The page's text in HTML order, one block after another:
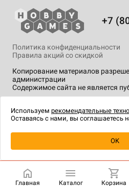
Купить| 5
+7
Копирование материалов
администрации
Содержимое сайта не является
Политика конфиденциальности
Правила акций со скидкой
технологии.
Главная Каталог Корзина
Используем рекомендательные
Оставаясь с нами, вы соглашаетесь
OK